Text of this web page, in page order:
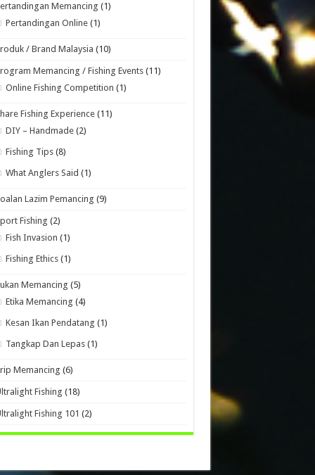
Memancing (1)
Pertandingan Online (1)
/ Brand Malaysia (10)
Memancing / Fishing Events (11)
Online Fishing Competition (1)
Fishing Experience (11)
DIY – Handmade (2)
Fishing Tips (8)
What Anglers Said (1)
Lazim Pemancing (9)
Fishing (2)
Fish Invasion (1)
Fishing Ethics (1)
Memancing (5)
Etika Memancing (4)
Kesan Ikan Pendatang (1)
Tangkap Dan Lepas (1)
Memancing (6)
Fishing (18)
Fishing 101 (2)